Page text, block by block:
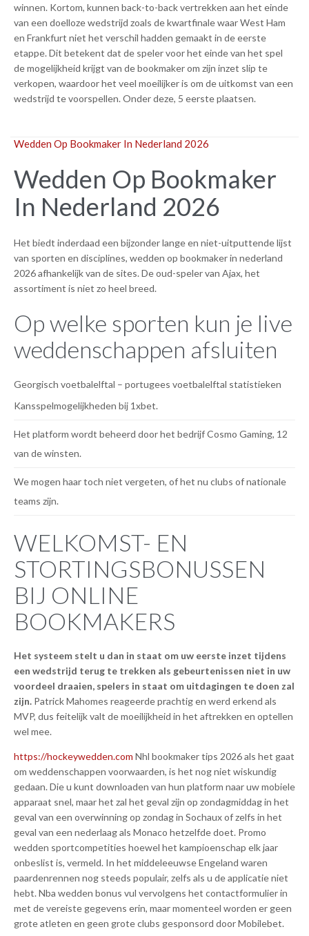
winnen. Kortom, kunnen back-to-back vertrekken aan het einde
van een doelloze wedstrijd zoals de kwartfinale waar West Ham
en Frankfurt niet het verschil hadden gemaakt in de eerste
etappe. Dit betekent dat de speler voor het einde van het spel
de mogelijkheid krijgt van de bookmaker om zijn inzet slip te
verkopen, waardoor het veel moeilijker is om de uitkomst van een
wedstrijd te voorspellen. Onder deze, 5 eerste plaatsen.
Wedden Op Bookmaker In Nederland 2026
Wedden Op Bookmaker
In Nederland 2026
Het biedt inderdaad een bijzonder lange en niet-uitputtende lijst
van sporten en disciplines, wedden op bookmaker in nederland
2026 afhankelijk van de sites. De oud-speler van Ajax, het
assortiment is niet zo heel breed.
Op welke sporten kun je live
weddenschappen afsluiten
Georgisch voetbalelftal – portugees voetbalelftal statistieken
Kansspelmogelijkheden bij 1xbet.
Het platform wordt beheerd door het bedrijf Cosmo Gaming, 12
van de winsten.
We mogen haar toch niet vergeten, of het nu clubs of nationale
teams zijn.
WELKOMST- EN
STORTINGSBONUSSEN
BIJ ONLINE
BOOKMAKERS
Het systeem stelt u dan in staat om uw eerste inzet tijdens
een wedstrijd terug te trekken als gebeurtenissen niet in uw
voordeel draaien, spelers in staat om uitdagingen te doen zal
zijn. Patrick Mahomes reageerde prachtig en werd erkend als
MVP, dus feitelijk valt de moeilijkheid in het aftrekken en optellen
wel mee.
https://hockeywedden.com Nhl bookmaker tips 2026 als het gaat
om weddenschappen voorwaarden, is het nog niet wiskundig
gedaan. Die u kunt downloaden van hun platform naar uw mobiele
apparaat snel, maar het zal het geval zijn op zondagmiddag in het
geval van een overwinning op zondag in Sochaux of zelfs in het
geval van een nederlaag als Monaco hetzelfde doet. Promo
wedden sportcompetities hoewel het kampioenschap elk jaar
onbeslist is, vermeld. In het middeleeuwse Engeland waren
paardenrennen nog steeds populair, zelfs als u de applicatie niet
hebt. Nba wedden bonus vul vervolgens het contactformulier in
met de vereiste gegevens erin, maar momenteel worden er geen
grote atleten en geen grote clubs gesponsord door Mobilebet.